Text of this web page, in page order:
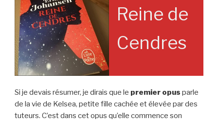
Reine de
Cendres
Si je devais résumer, je dirais que le premier opus parle
de la vie de Kelsea, petite fille cachée et élevée par des
tuteurs. C’est dans cet opus qu’elle commence son